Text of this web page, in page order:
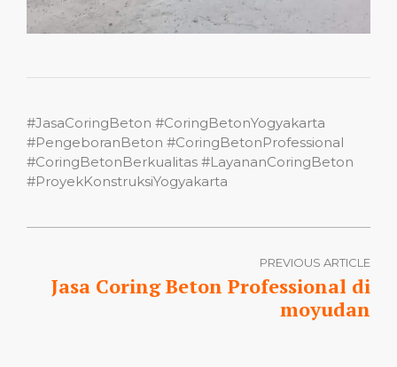
#JasaCoringBeton #CoringBetonYogyakarta
#PengeboranBeton #CoringBetonProfessional
#CoringBetonBerkualitas #LayananCoringBeton
#ProyekKonstruksiYogyakarta
PREVIOUS ARTICLE
Jasa Coring Beton Professional di
moyudan